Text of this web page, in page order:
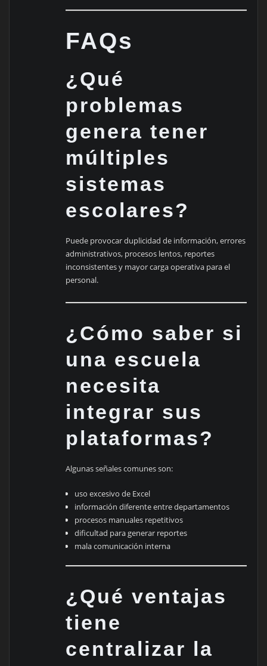
FAQs
¿Qué
problemas
genera tener
múltiples
sistemas
escolares?
Puede provocar duplicidad de información, errores
administrativos, procesos lentos, reportes
inconsistentes y mayor carga operativa para el
personal.
¿Cómo saber si
una escuela
necesita
integrar sus
plataformas?
Algunas señales comunes son:
uso excesivo de Excel
información diferente entre departamentos
procesos manuales repetitivos
dificultad para generar reportes
mala comunicación interna
¿Qué ventajas
tiene
centralizar la